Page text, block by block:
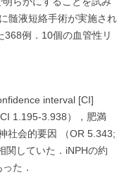
髄液短絡手術が実施され
368例．10個の血管性リ
interval [CI]
1.195-3.938），肥満
社会的要因 （OR 5.343;
関していた．iNPHの約
た．